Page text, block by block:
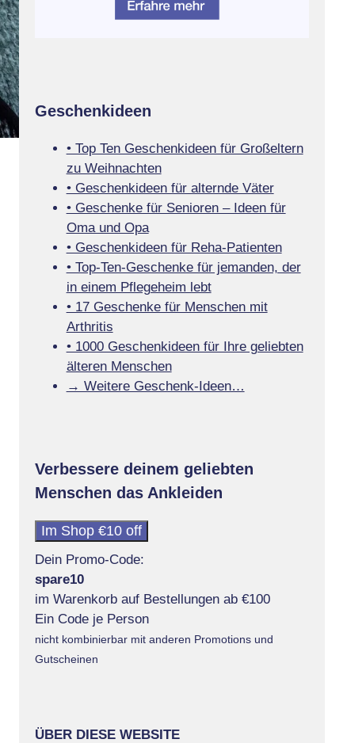
Geschenkideen
• Top Ten Geschenkideen für Großeltern
zu Weihnachten
• Geschenkideen für alternde Väter
• Geschenke für Senioren – Ideen für
Oma und Opa
• Geschenkideen für Reha-Patienten
• Top-Ten-Geschenke für jemanden, der
in einem Pflegeheim lebt
• 17 Geschenke für Menschen mit
Arthritis
• 1000 Geschenkideen für Ihre geliebten
älteren Menschen
→ Weitere Geschenk-Ideen…
Verbessere deinem geliebten
Menschen das Ankleiden
Im Shop €10 off
Dein Promo-Code:
spare10
im Warenkorb auf Bestellungen ab €100
Ein Code je Person
nicht kombinierbar mit anderen Promotions und
Gutscheinen
ÜBER DIESE WEBSITE